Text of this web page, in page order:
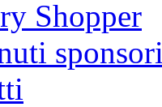
Shopper